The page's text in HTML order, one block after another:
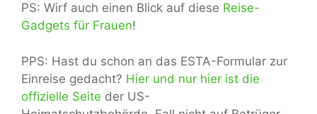
PS: Wirf auch einen Blick auf diese Reise-
Gadgets für Frauen!
PPS: Hast du schon an das ESTA-Formular zur
Einreise gedacht? Hier und nur hier ist die
offizielle Seite der US-